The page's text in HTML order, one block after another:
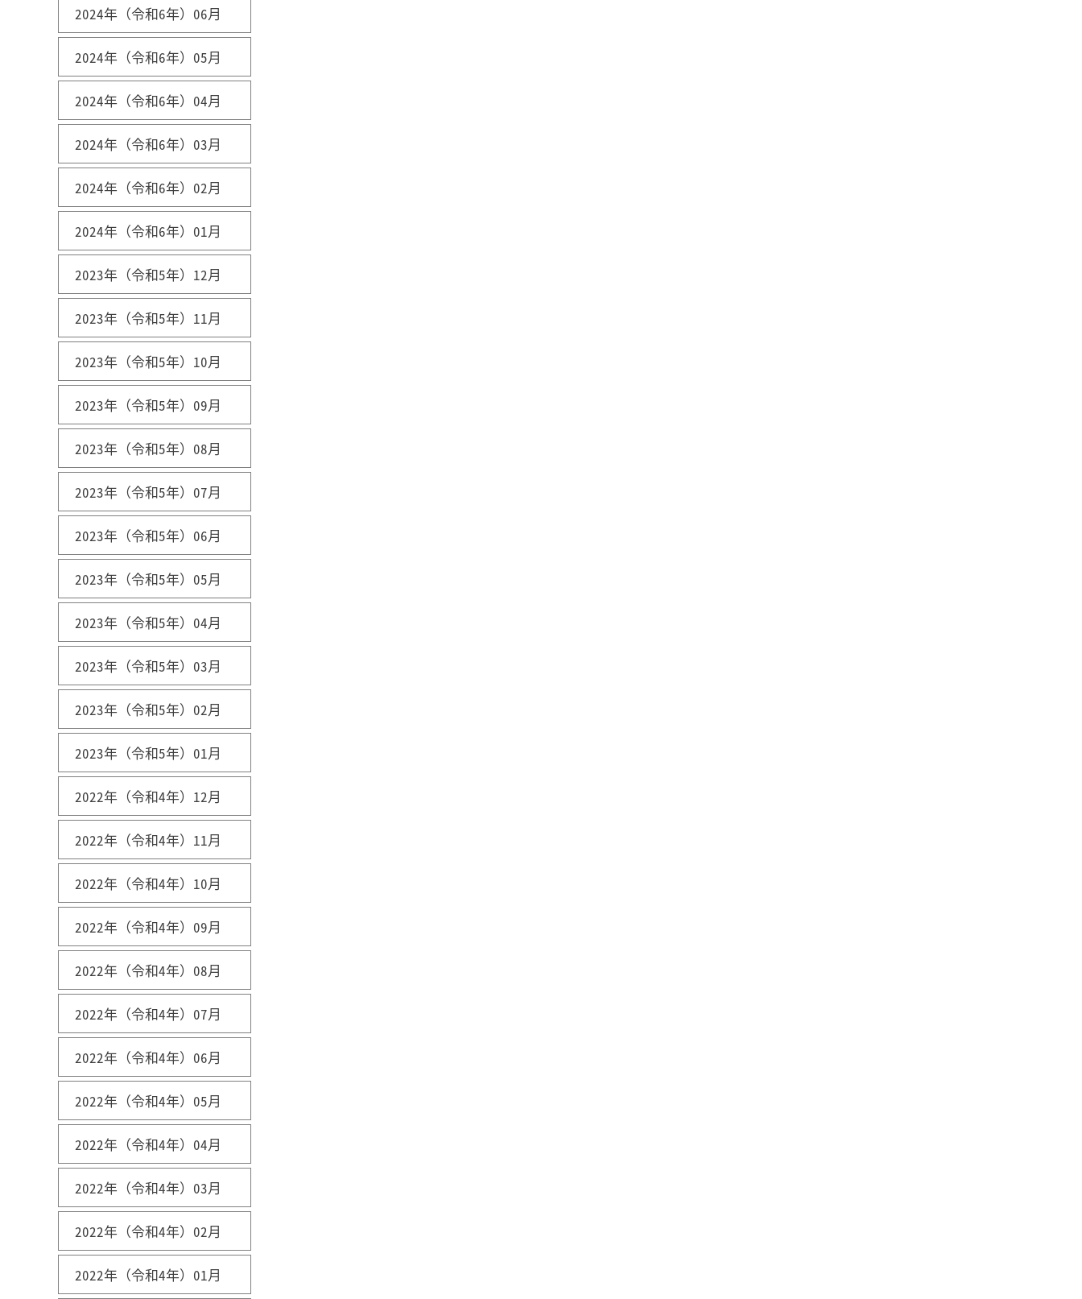
2024年（令和6年）06月
2024年（令和6年）05月
2024年（令和6年）04月
2024年（令和6年）03月
2024年（令和6年）02月
2024年（令和6年）01月
2023年（令和5年）12月
2023年（令和5年）11月
2023年（令和5年）10月
2023年（令和5年）09月
2023年（令和5年）08月
2023年（令和5年）07月
2023年（令和5年）06月
2023年（令和5年）05月
2023年（令和5年）04月
2023年（令和5年）03月
2023年（令和5年）02月
2023年（令和5年）01月
2022年（令和4年）12月
2022年（令和4年）11月
2022年（令和4年）10月
2022年（令和4年）09月
2022年（令和4年）08月
2022年（令和4年）07月
2022年（令和4年）06月
2022年（令和4年）05月
2022年（令和4年）04月
2022年（令和4年）03月
2022年（令和4年）02月
2022年（令和4年）01月